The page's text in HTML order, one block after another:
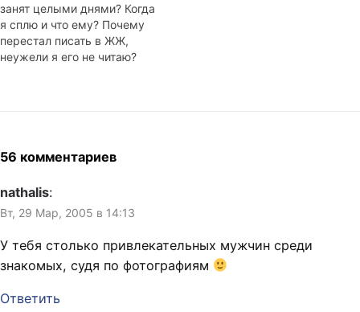
занят целыми днями? Когда
я сплю и что ему? Почему
перестал писать в ЖЖ,
неужели я его не читаю?
кроме головы можно
чувствуется какая-то
недосказанность,…
56 комментариев
nathalis:
Вт, 29 Мар, 2005 в 14:13
У тебя столько привлекательных мужчин среди
знакомых, судя по фотографиям
Ответить